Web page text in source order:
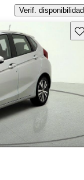
Verif. disponibilidad